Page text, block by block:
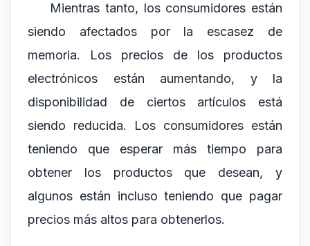
Mientras tanto, los consumidores están
siendo afectados por la escasez de
memoria. Los precios de los productos
electrónicos están aumentando, y la
disponibilidad de ciertos artículos está
siendo reducida. Los consumidores están
teniendo que esperar más tiempo para
obtener los productos que desean, y
algunos están incluso teniendo que pagar
precios más altos para obtenerlos.